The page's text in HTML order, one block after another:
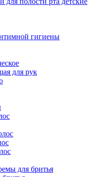
гигиены
для рук
для бритья